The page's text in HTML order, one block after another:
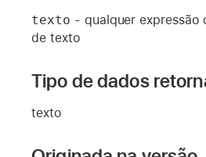
texto - qualquer expressão
de texto
Tipo de dados
texto